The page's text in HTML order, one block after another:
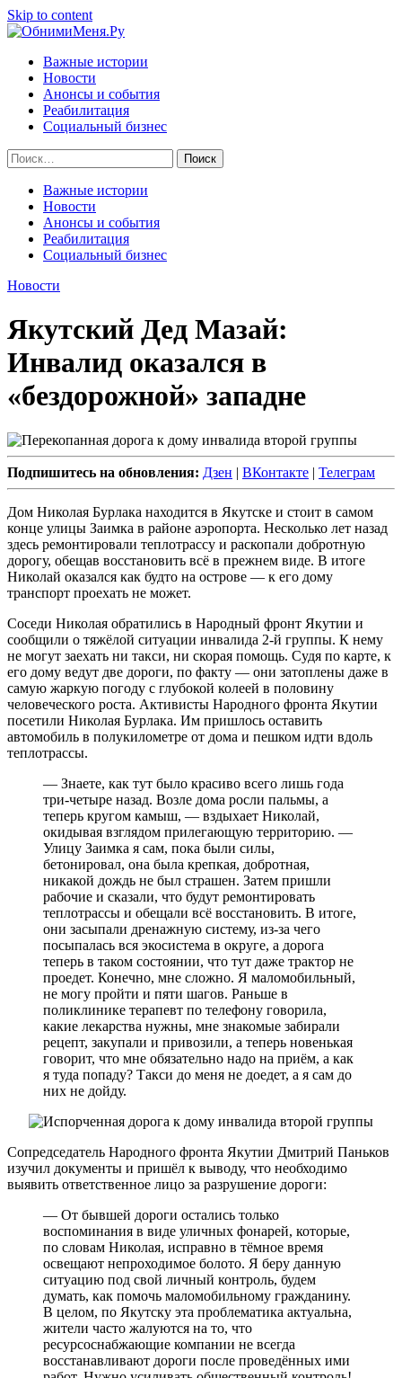
Skip to content
Важные истории
Новости
Анонсы и события
Реабилитация
Социальный бизнес
Найти:
Важные истории
Новости
Анонсы и события
Реабилитация
Социальный бизнес
Новости
Якутский Дед Мазай:
Инвалид оказался в
«бездорожной» западне
Подпишитесь на обновления: Дзен | ВКонтакте | Телеграм
Дом Николая Бурлака находится в Якутске и стоит в самом
конце улицы Заимка в районе аэропорта. Несколько лет назад
здесь ремонтировали теплотрассу и раскопали добротную
дорогу, обещав восстановить всё в прежнем виде. В итоге
Николай оказался как будто на острове — к его дому
транспорт проехать не может.
Соседи Николая обратились в Народный фронт Якутии и
сообщили о тяжёлой ситуации инвалида 2-й группы. К нему
не могут заехать ни такси, ни скорая помощь. Судя по карте, к
его дому ведут две дороги, по факту — они затоплены даже в
самую жаркую погоду с глубокой колеей в половину
человеческого роста. Активисты Народного фронта Якутии
посетили Николая Бурлака. Им пришлось оставить
автомобиль в полукилометре от дома и пешком идти вдоль
теплотрассы.
— Знаете, как тут было красиво всего лишь года
три-четыре назад. Возле дома росли пальмы, а
теперь кругом камыш, — вздыхает Николай,
окидывая взглядом прилегающую территорию. —
Улицу Заимка я сам, пока были силы,
бетонировал, она была крепкая, добротная,
никакой дождь не был страшен. Затем пришли
рабочие и сказали, что будут ремонтировать
теплотрассы и обещали всё восстановить. В итоге,
они засыпали дренажную систему, из-за чего
посыпалась вся экосистема в округе, а дорога
теперь в таком состоянии, что тут даже трактор не
проедет. Конечно, мне сложно. Я маломобильный,
не могу пройти и пяти шагов. Раньше в
поликлинике терапевт по телефону говорила,
какие лекарства нужны, мне знакомые забирали
рецепт, закупали и привозили, а теперь новенькая
говорит, что мне обязательно надо на приём, а как
я туда попаду? Такси до меня не доедет, а я сам до
них не дойду.
Сопредседатель Народного фронта Якутии Дмитрий Паньков
изучил документы и пришёл к выводу, что необходимо
выявить ответственное лицо за разрушение дороги:
— От бывшей дороги остались только
воспоминания в виде уличных фонарей, которые,
по словам Николая, исправно в тёмное время
освещают непроходимое болото. Я беру данную
ситуацию под свой личный контроль, будем
думать, как помочь маломобильному гражданину.
В целом, по Якутску эта проблематика актуальна,
жители часто жалуются на то, что
ресурсоснабжающие компании не всегда
восстанавливают дороги после проведённых ими